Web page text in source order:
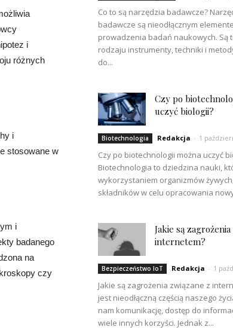
i
różnych
i
stosowane w
i
badanego
na
czy
Co to są narzędzia badawcze?
badawcze są nieodłącznym
prowadzenia badań naukowych. Są
rodzaju instrumenty, techniki i
do...
Czy po
uczyć biologii?
Biotechnologia Redakcja - 1
Czy po biotechnologii można uczyć
Biotechnologia to dziedzina nauki,
wykorzystaniem organizmów
składników w celu opracowania
Jakie są
internetem?
Bezpieczeństwo IoT Redakcja - 1
Jakie są zagrożenia związane z
jest nieodłączną częścią naszego
nam komunikację, dostęp do
wiele innych korzyści. Jednak z...